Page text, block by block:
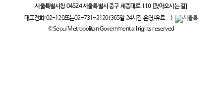
서울특별시청 04524 서울특별시 중구 세종대로 110 [찾아오시는 길]
대표전화:02-120또는02-731-2120(365일 24시간 운영/유료
)
© Seoul Metropolitan Government all rights reserved